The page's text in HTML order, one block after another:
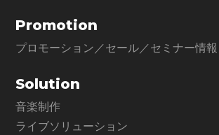
Promotion
プロモーション／セール／セミナー情報
Solution
音楽制作
ライブソリューション